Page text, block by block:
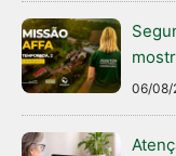
06/08/